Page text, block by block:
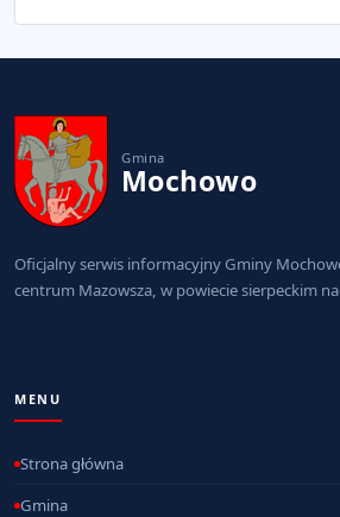
Gmina
Mochowo
Oficjalny serwis informacyjny Gminy
centrum Mazowsza, w powiecie sierpeckim
MENU
Strona główna
Gmina